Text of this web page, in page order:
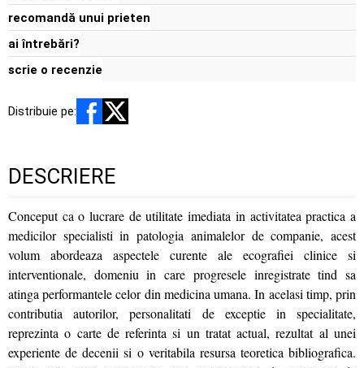
recomandă unui prieten
ai întrebări?
scrie o recenzie
Distribuie pe:
DESCRIERE
Conceput ca o lucrare de utilitate imediata in activitatea practica a
medicilor specialisti in patologia animalelor de companie, acest
volum abordeaza aspectele curente ale ecografiei clinice si
interventionale, domeniu in care progresele inregistrate tind sa
atinga performantele celor din medicina umana. In acelasi timp, prin
contributia autorilor, personalitati de exceptie in specialitate,
reprezinta o carte de referinta si un tratat actual, rezultat al unei
experiente de decenii si o veritabila resursa teoretica bibliografica.